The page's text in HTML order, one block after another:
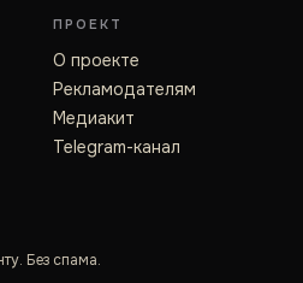
ПРОЕКТ
О проекте
Рекламодателям
Медиакит
Telegram-канал
Без спама.